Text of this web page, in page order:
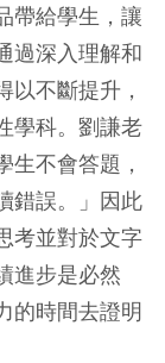
帶給學生，讓
過深入理解和
不斷提升，
學科。劉謙老
生不會答題，
錯誤。」因此
考並對於文字
進步是必然
的時間去證明